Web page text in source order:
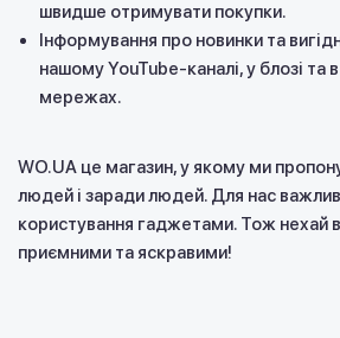
швидше отримувати покупки.
Інформування про новинки та
нашому YouTube-каналі, у блозі та
мережах.
WO.UA це магазин, у якому ми
людей і заради людей. Для нас
користування гаджетами. Тож нехай
приємними та яскравими!